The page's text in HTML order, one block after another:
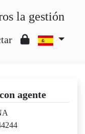
la gestión
agente